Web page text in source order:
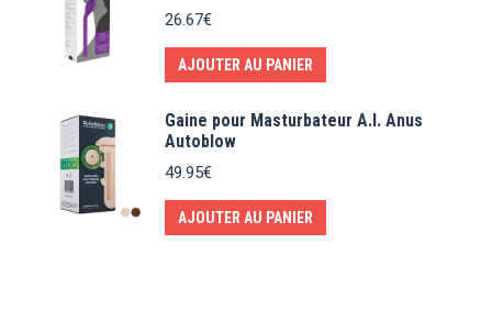
26.67€
AJOUTER AU PANIER
Gaine pour Masturbateur A.I. Anus
Autoblow
49.95€
AJOUTER AU PANIER